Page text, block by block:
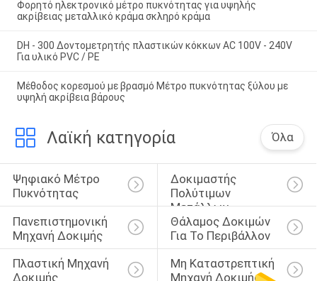
Φορητό ηλεκτρονικό μέτρο πυκνότητας για υψηλής
ακρίβειας μεταλλικό κράμα σκληρό κράμα
DH - 300 Δοντομετρητής πλαστικών κόκκων AC 100V - 240V
Για υλικό PVC / PE
Μέθοδος κορεσμού με βρασμό Μέτρο πυκνότητας ξύλου με
υψηλή ακρίβεια βάρους
Λαϊκή κατηγορία Όλα
Ψηφιακό Μέτρο
Πυκνότητας
Δοκιμαστής
Πολύτιμων
Μετάλλων
Πανεπιστημονική
Μηχανή Δοκιμής
Θάλαμος Δοκιμών
Για Το Περιβάλλον
Πλαστική Μηχανή
Δοκιμής
Μη Καταστρεπτική
Μηχανή Δοκιμής